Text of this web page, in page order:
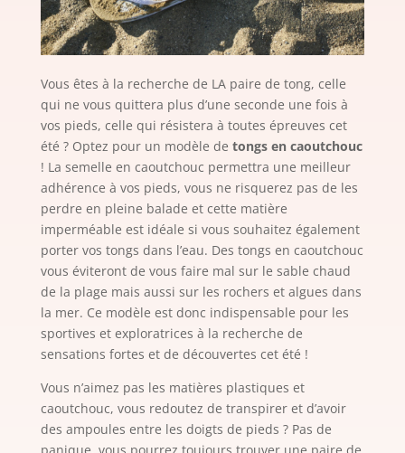
Vous êtes à la recherche de LA paire de tong, celle
qui ne vous quittera plus d’une seconde une fois à
vos pieds, celle qui résistera à toutes épreuves cet
été ? Optez pour un modèle de tongs en caoutchouc
! La semelle en caoutchouc permettra une meilleur
adhérence à vos pieds, vous ne risquerez pas de les
perdre en pleine balade et cette matière
imperméable est idéale si vous souhaitez également
porter vos tongs dans l’eau. Des tongs en caoutchouc
vous éviteront de vous faire mal sur le sable chaud
de la plage mais aussi sur les rochers et algues dans
la mer. Ce modèle est donc indispensable pour les
sportives et exploratrices à la recherche de
sensations fortes et de découvertes cet été !
Vous n’aimez pas les matières plastiques et
caoutchouc, vous redoutez de transpirer et d’avoir
des ampoules entre les doigts de pieds ? Pas de